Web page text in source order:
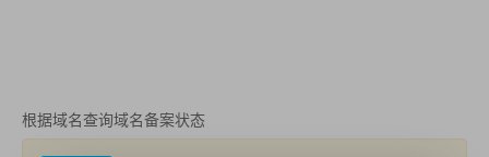
根据域名查询域名备案状态